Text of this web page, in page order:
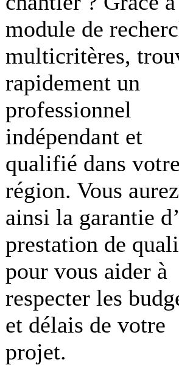
module de
multicritères,
rapidement un
professionnel
indépendant et
qualifié dans votre
région. Vous aurez
ainsi la garantie
prestation de
pour vous aider à
respecter les
et délais de votre
projet.